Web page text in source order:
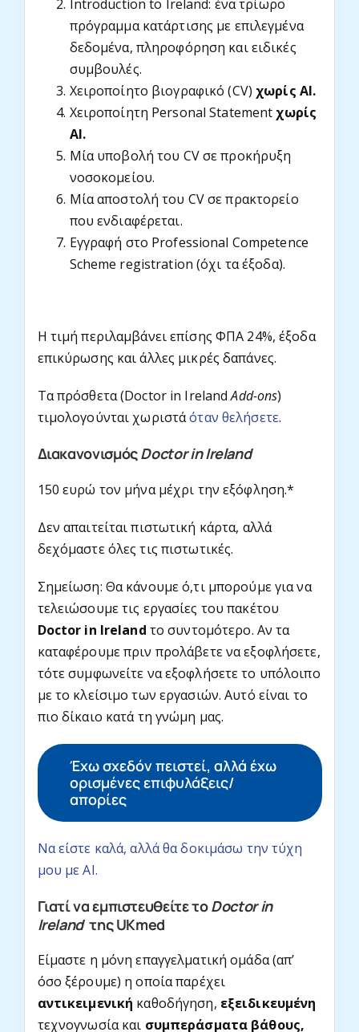
Introduction to Ireland: ένα τρίωρο
πρόγραμμα κατάρτισης με επιλεγμένα
δεδομένα, πληροφόρηση και ειδικές
συμβουλές.
Χειροποίητο βιογραφικό (CV) χωρίς AI.
Χειροποίητη Personal Statement χωρίς
AI.
Μία υποβολή του CV σε προκήρυξη
νοσοκομείου.
Μία αποστολή του CV σε πρακτορείο
που ενδιαφέρεται.
Εγγραφή στο Professional Competence
Scheme registration (όχι τα έξοδα).
Η τιμή περιλαμβάνει επίσης ΦΠΑ 24%, έξοδα
επικύρωσης και άλλες μικρές δαπάνες.
Τα πρόσθετα (Doctor in IrelandAdd-ons)
τιμολογούνται χωριστάόταν θελήσετε.
ΔιακανονισμόςDoctor in Ireland
150 ευρώ τον μήνα μέχρι την εξόφληση.*
Δεν απαιτείται πιστωτική κάρτα, αλλά
δεχόμαστε όλες τις πιστωτικές.
Σημείωση: Θα κάνουμε ό,τι μπορούμε για να
τελειώσουμε τις εργασίες του πακέτου
Doctor in Ireland το συντομότερο. Αν τα
καταφέρουμε πριν προλάβετε να εξοφλήσετε,
τότε συμφωνείτε να εξοφλήσετε το υπόλοιπο
με το κλείσιμο των εργασιών. Αυτό είναι το
πιο δίκαιο κατά τη γνώμη μας.
Έχω σχεδόν πειστεί, αλλά έχω
ορισμένες επιφυλάξεις/
απορίες
Να είστε καλά, αλλά θα δοκιμάσω την τύχη
μου με AI.
Γιατί να εμπιστευθείτε τοDoctor in
Irelandτης UKmed
Είμαστε η μόνη επαγγελματική ομάδα (απ’
όσο ξέρουμε) η οποία παρέχει
αντικειμενική καθοδήγηση, εξειδικευμένη
τεχνογνωσία και συμπεράσματα βάθους,